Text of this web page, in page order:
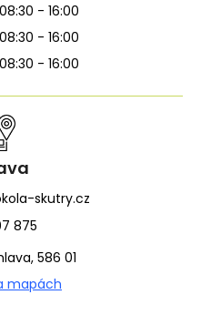
08:30 - 16:00
08:30 - 16:00
08:30 - 16:00
skutry.cz
875
586 01
mapách